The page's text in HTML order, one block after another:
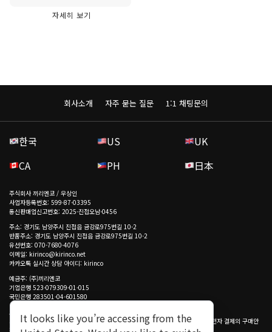
자세히 보기
회사소개 자주 묻는 질문 1:1 채팅문의
한국 US
UK
CA
PH 日本
주식회사 끼리엔코 / 우상인
사업자등록번호: 599-87-03395
통신판매업신고번호: 2025-진접오남-0456
주소: 경기도 남양주시 진접읍 금강로975번길 10-2
반품주소: 경기도 남양주시 진접읍 금강로975번길 10-2
유선번호: 070-7680-4076
이메일: kirinco@kirinco.net
카카오톡 실시간 상담 아이디: kirinco
예금주: (주)끼리엔코
기업은행 523-079309-01-015
국민은행 283501-04-601580
고객님은 안전거래를 위해 모든 결제 시 저희 쇼핑몰에서 가입한 토스페이먼츠(주) 전자 결제의 구매안
전(에스크로) 서비스를 이용하실 수 있습니다.
It looks like you’re accessing from the